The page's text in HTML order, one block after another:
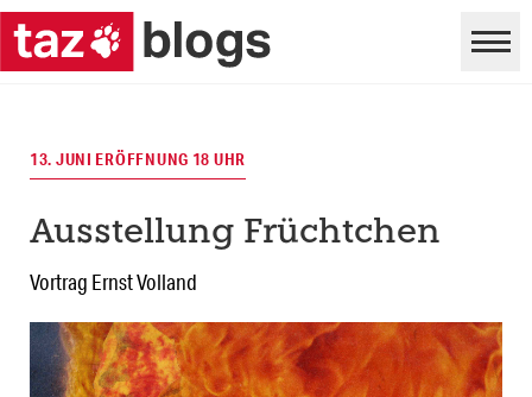
13. JUNI ERÖFFNUNG 18 UHR
Ausstellung Früchtchen
Vortrag Ernst Volland